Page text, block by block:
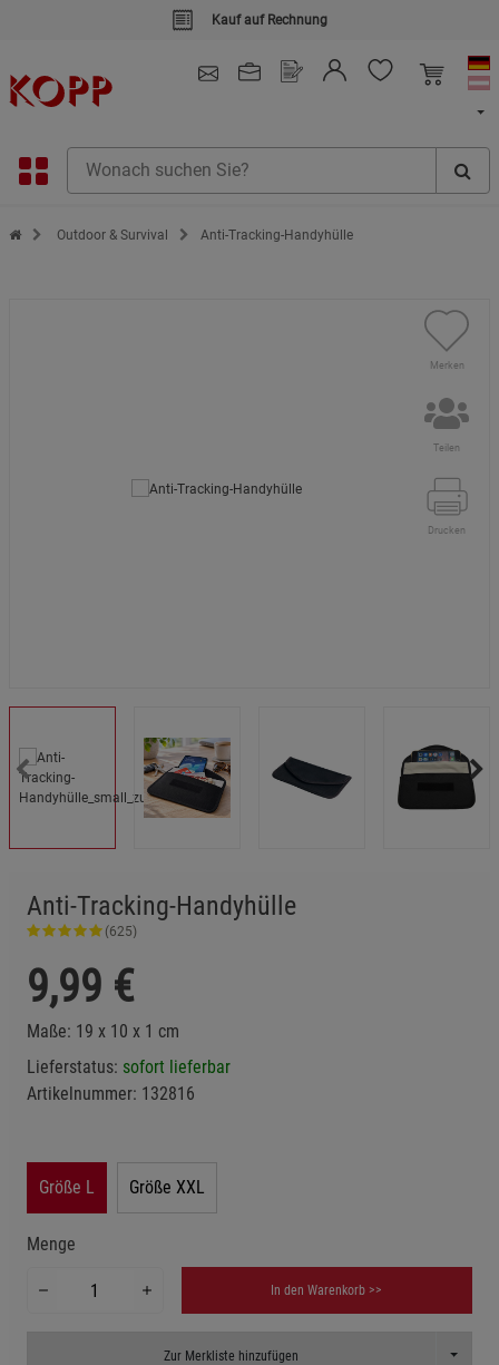
Kauf auf Rechnung
Zur Startseite des Kopp Verlag Online-Shop
Outdoor & Survival Anti-Tracking-Handyhülle
Merken
Teilen
Drucken
Anti-Tracking-Handyhülle
(625)
9,99 €
Maße: 19 x 10 x 1 cm
Lieferstatus: sofort lieferbar
Artikelnummer: 132816
Größe L Größe XXL
Menge
In den Warenkorb >>
Zur Merkliste hinzufügen Toggle